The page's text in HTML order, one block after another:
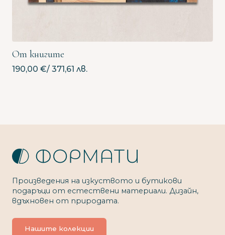
От книгите
190,00 €/ 371,61 лв.
Произведения на изкуството и бутикови
подаръци от естествени материали. Дизайн,
вдъхновен от природата.
Нашите колекции